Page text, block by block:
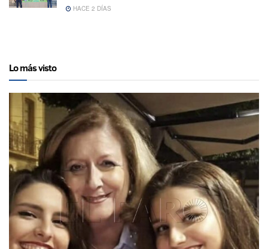
HACE 2 DÍAS
Lo más visto